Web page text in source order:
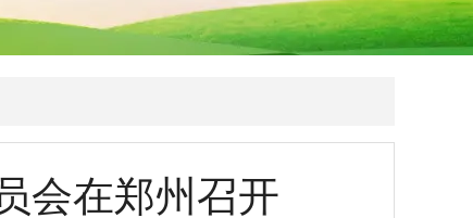
会在郑州召开